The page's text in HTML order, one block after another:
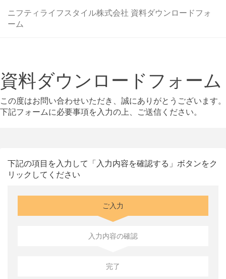
ニフティライフスタイル株式会社 資料ダウンロードフォ
ーム
資料ダウンロードフォーム
この度はお問い合わせいただき、誠にありがとうございます。
下記フォームに必要事項を入力の上、ご送信ください。
下記の項目を入力して「入力内容を確認する」ボタンをク
リックしてください
ご入力
入力内容の確認
完了